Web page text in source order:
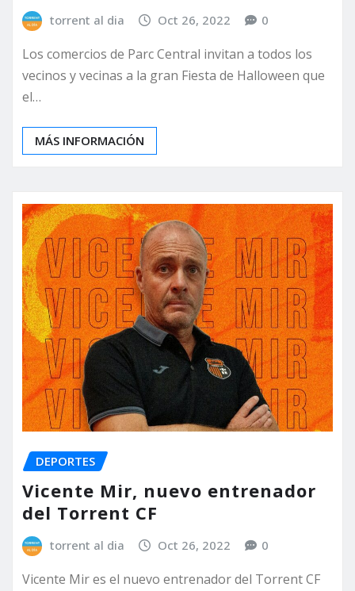
torrent al dia Oct 26, 2022 0
Los comercios de Parc Central invitan a todos los
vecinos y vecinas a la gran Fiesta de Halloween que
el…
MÁS INFORMACIÓN
DEPORTES
Vicente Mir, nuevo entrenador
del Torrent CF
torrent al dia Oct 26, 2022 0
Vicente Mir es el nuevo entrenador del Torrent CF